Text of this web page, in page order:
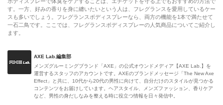
す。一方、好みの香りを身に纏いたいという人は、フレグランスを愛用しているケー
スも多いでしょう。フレグランスボディスプレーなら、両方の機能を1本で満たせて
一石二鳥です。ここでは、フレグランスボディスプレーの人気商品についてご紹介し
ます。
AXE Lab.編集部
メンズグルーミングブランド「AXE」の公式オウンドメディア【AXE Lab.】を
運営するスタッフのアカウントです。AXEのブランドメッセージ「The New Axe
Effect」と共に、10代から20代の男性に向けて、自分だけのスタイルが見つかる
コンテンツをお届けしています。ヘアスタイル、メンズファッション、香りケア
など、男性の身だしなみを整える時に役立つ情報を日々発信中。